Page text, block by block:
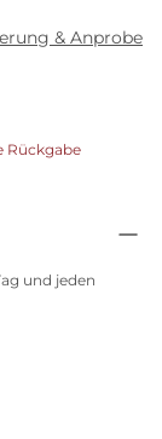
& Anprobe
Rückgabe
und jeden